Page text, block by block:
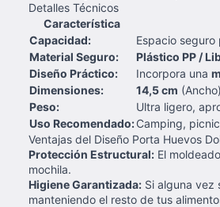
Detalles Técnicos
Característica
Capacidad:
Espacio seguro
Material Seguro:
Plástico PP /
Diseño Práctico:
Incorpora una
Dimensiones:
14,5 cm
Peso:
Ultra ligero,
Uso Recomendado:Camping,
Ventajas del Diseño Porta Huevos
Protección Estructural: El
mochila.
Higiene Garantizada: Si alguna vez
manteniendo el resto de tus